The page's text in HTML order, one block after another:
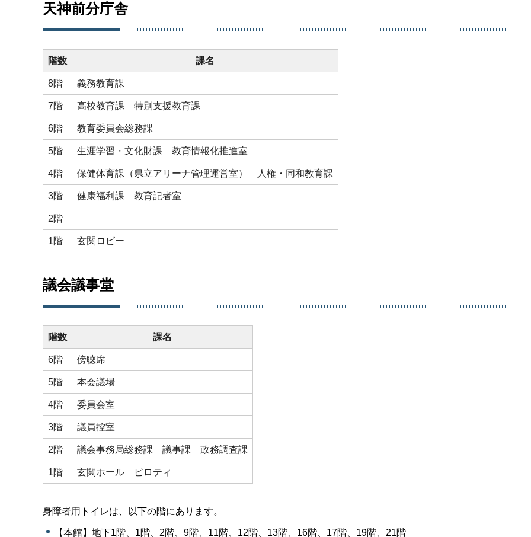
天神前分庁舎
階数 課名
8階 義務教育課
7階 高校教育課 特別支援教育課
6階 教育委員会総務課
5階 生涯学習・文化財課 教育情報化推進室
4階 保健体育課（県立アリーナ管理運営室） 人権・同和教育課
3階 健康福利課 教育記者室
2階
1階 玄関ロビー
議会議事堂
階数 課名
6階 傍聴席
5階 本会議場
4階 委員会室
3階 議員控室
2階 議会事務局総務課 議事課 政務調査課
1階 玄関ホール ピロティ
身障者用トイレは、以下の階にあります。
【本館】地下1階、1階、2階、9階、11階、12階、13階、16階、17階、19階、21階